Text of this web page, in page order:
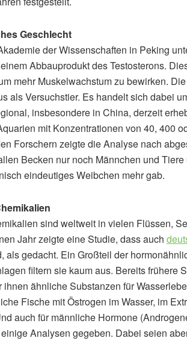
Geschlecht
der Wissenschaften in Peking
Abbauprodukt des Testosterons.
mehr Muskelwachstum zu bewirken.
als Versuchstier. Es handelt sich dabei
insbesondere in China, derzeit
mit Konzentrationen von 40, 400
Forschern zeigte die Analyse nach
Becken nur noch Männchen und
eindeutiges Weibchen mehr gab.
sind weltweit in vielen Flüssen,
Jahr zeigte eine Studie, dass auch
als gedacht. Ein Großteil der
filtern sie kaum aus. Bereits frühere
ähnliche Substanzen für
Fische mit Östrogen im Wasser, im
auch für männliche Hormone
Analysen gegeben. Dabei seien